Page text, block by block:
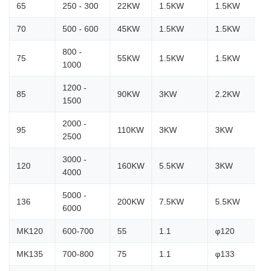
65 250 - 300 22KW 1.5KW 1.5KW
70 500 - 600 45KW 1.5KW 1.5KW
75
800 -
1000
55KW 1.5KW 1.5KW
85
1200 -
1500
90KW 3KW 2.2KW
95
2000 -
2500
110KW 3KW 3KW
120
3000 -
4000
160KW 5.5KW 3KW
136
5000 -
6000
200KW 7.5KW 5.5KW
MK120 600-700 55 1.1 φ120
MK135 700-800 75 1.1 φ133